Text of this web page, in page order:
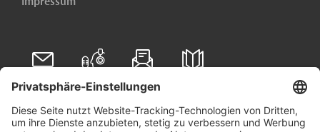
Folgen Sie uns auf